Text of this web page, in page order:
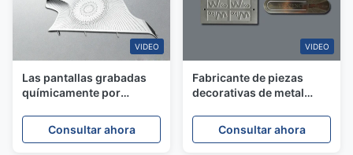
VIDEO
Las pantallas grabadas
químicamente por
inoxidable de 0,5 mm a
1,0 mm
Consultar ahora
VIDEO
Fabricante de piezas
decorativas de metal
Consultar ahora